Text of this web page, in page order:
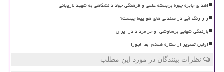
اهدای جایزه چهره برجسته علمی و فرهنگی جهاد دانشگاهی به شهید لاریجانی
راز رنگ آبی در صندلی های هواپیما چیست؟
بارندگی شهابی برساوشی اواخر مرداد در ایران
اولین تصویر از ستاره همدم ابط الجوزا
نظرات بینندگان در مورد این مطلب